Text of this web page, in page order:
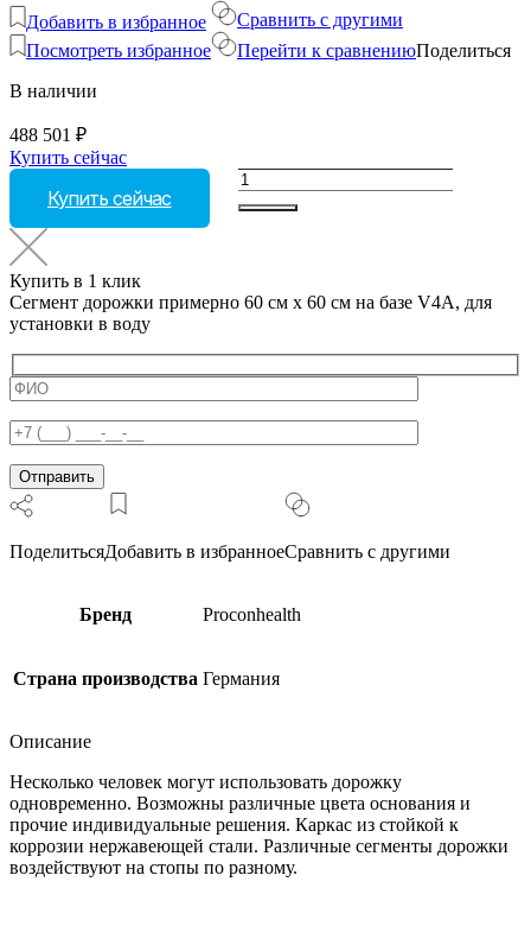
Добавить в избранное
Посмотреть избранное
Сравнить с другими
Перейти к сравнениюПоделиться
В наличии
488 501 ₽
Купить сейчас
Купить сейчас
Количество
см
см
Купить в 1 клик
Cегмент дорожки примерно 60 см х 60 см на базе V4A, для
установки в воду
ПоделитьсяДобавить в избранноеСравнить с другими
Бренд Proconhealth
Страна производства Германия
Описание
Несколько человек могут использовать дорожку
одновременно. Возможны различные цвета основания и
прочие индивидуальные решения. Каркас из стойкой к
коррозии нержавеющей стали. Различные сегменты дорожки
воздействуют на стопы по разному.